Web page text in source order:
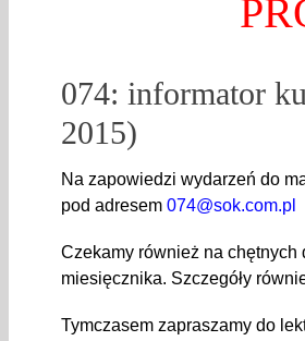
074: informator
2015)
Na zapowiedzi wydarzeń do
pod adresem 074@sok.com.pl
Czekamy również na chętnych
miesięcznika. Szczegóły
Tymczasem zapraszamy do